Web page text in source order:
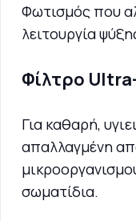
Φωτισμός που
λειτουργία
Φίλτρο
Για καθαρή,
απαλλαγμένη
σωματίδια.